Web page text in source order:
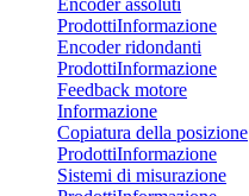
Encoder assoluti
ProdottiInformazione
Encoder ridondanti
ProdottiInformazione
Feedback motore
Informazione
Copiatura della posizione
ProdottiInformazione
Sistemi di misurazione